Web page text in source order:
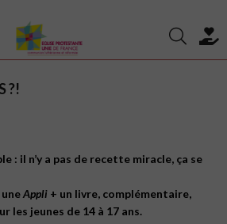
?!
: il n’y a pas de recette miracle, ça se
Appli + un livre, complémentaire,
les jeunes de 14 à 17 ans.